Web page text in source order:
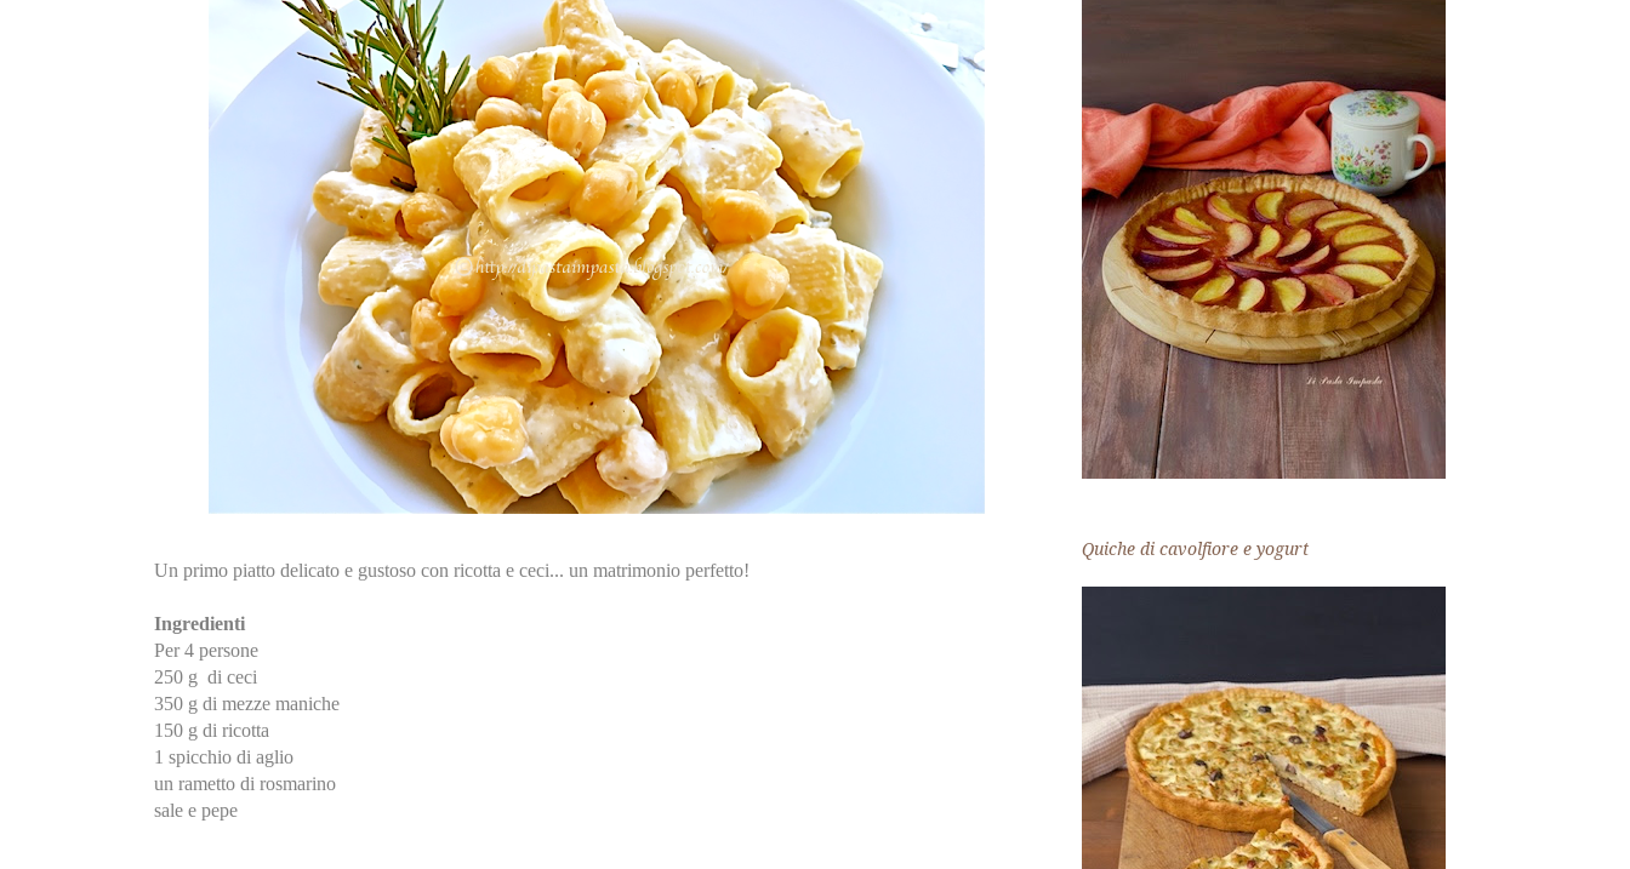
Un primo piatto delicato e gustoso con ricotta e ceci... un matrimonio perfetto!
Ingredienti
Per 4 persone
250 g di ceci
350 g di mezze maniche
150 g di ricotta
1 spicchio di aglio
un rametto di rosmarino
sale e pepe
Quiche di cavolfiore e yogurt